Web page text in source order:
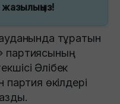
тұратын
партиясының
Әлібек
партия өкілдері